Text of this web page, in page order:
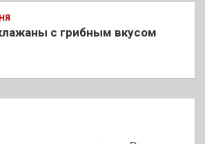
с грибным вкусом